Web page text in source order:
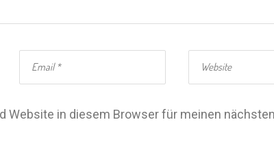
Website in diesem Browser für meinen